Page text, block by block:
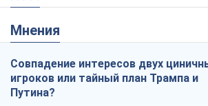
Мнения
Совпадение интересов двух
игроков или тайный план Трампа и
Путина?